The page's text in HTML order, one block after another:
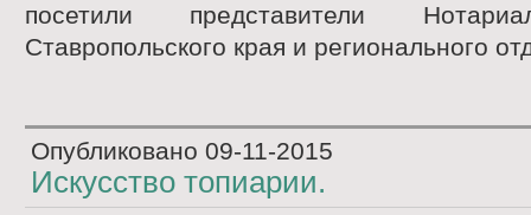
посетили представители
Ставропольского края и регионального
Опубликовано 09-11-2015
Искусство топиарии.